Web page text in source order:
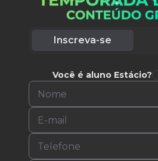
Inscreva-se
Você é aluno Estácio?